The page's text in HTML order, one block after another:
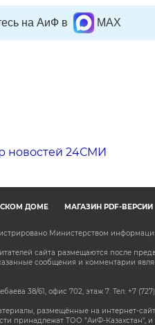
на АиФ в MAX
новостей 24СМИ
ДОМЕ МАГАЗИН PDF-ВЕРСИЙ
Министерством
сайта размещаются после
сообщения и комментарии
38/61, офис 702, этаж 7. Тел: +7
размещённые на интернет-
принадлежат ТОО "АиФ-